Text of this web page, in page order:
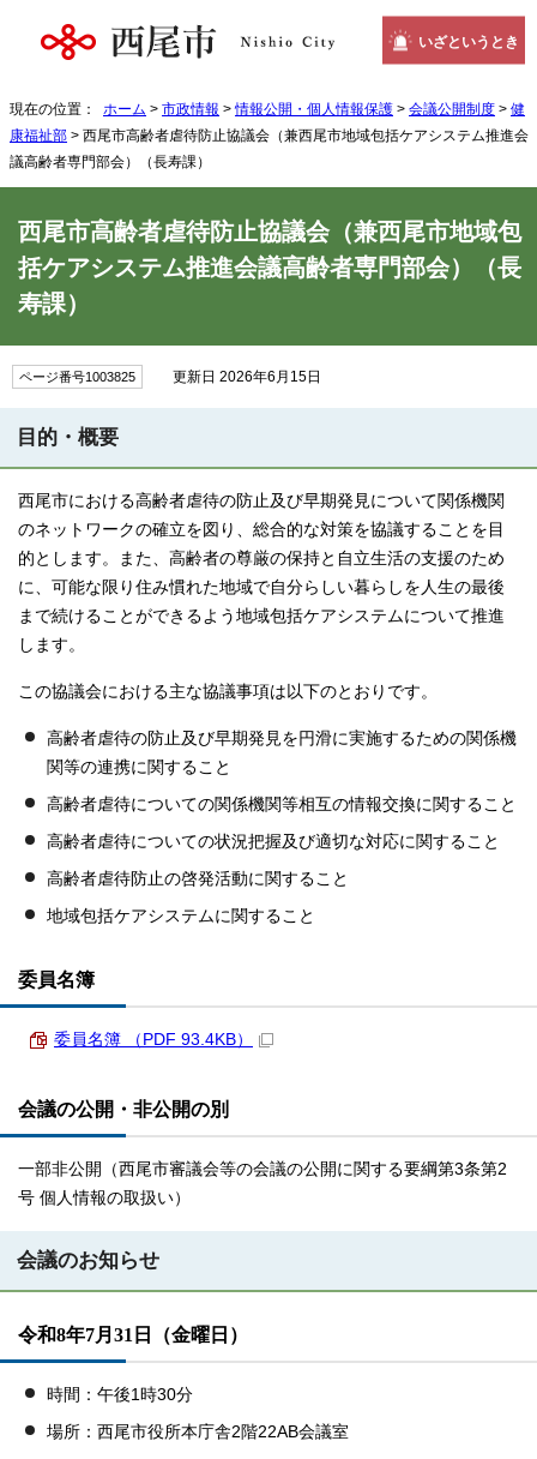
いざというとき
現在の位置： ホーム > 市政情報 >情報公開・個人情報保護 > 会議公開制度 > 健
康福祉部 > 西尾市高齢者虐待防止協議会（兼西尾市地域包括ケアシステム推進会
議高齢者専門部会）（長寿課）
西尾市高齢者虐待防止協議会（兼西尾市地域包
括ケアシステム推進会議高齢者専門部会）（長
寿課）
ページ番号1003825 更新日 2026年6月15日
目的・概要
西尾市における高齢者虐待の防止及び早期発見について関係機関
のネットワークの確立を図り、総合的な対策を協議することを目
的とします。また、高齢者の尊厳の保持と自立生活の支援のため
に、可能な限り住み慣れた地域で自分らしい暮らしを人生の最後
まで続けることができるよう地域包括ケアシステムについて推進
します。
この協議会における主な協議事項は以下のとおりです。
高齢者虐待の防止及び早期発見を円滑に実施するための関係機
関等の連携に関すること
高齢者虐待についての関係機関等相互の情報交換に関すること
高齢者虐待についての状況把握及び適切な対応に関すること
高齢者虐待防止の啓発活動に関すること
地域包括ケアシステムに関すること
委員名簿
委員名簿 （PDF 93.4KB）
会議の公開・非公開の別
一部非公開（西尾市審議会等の会議の公開に関する要綱第3条第2
号 個人情報の取扱い）
会議のお知らせ
令和8年7月31日（金曜日）
時間：午後1時30分
場所：西尾市役所本庁舎2階22AB会議室